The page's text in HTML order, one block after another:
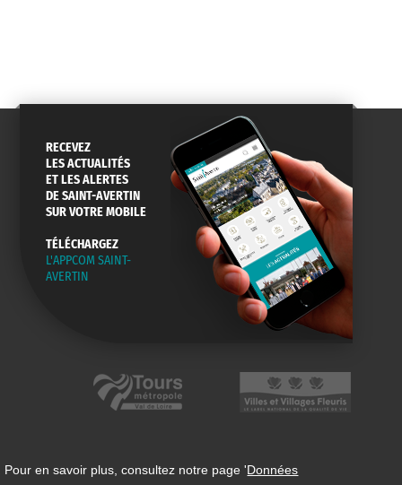
RECEVEZ
LES ACTUALITÉS
ET LES ALERTES
DE SAINT-AVERTIN
SUR VOTRE MOBILE
TÉLÉCHARGEZ
L'APPCOM SAINT-
AVERTIN
en savoir plus, consultez notre page 'Données